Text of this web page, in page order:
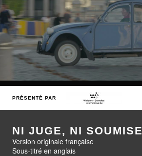
PRÉSENTÉ PAR
NI JUGE, NI SOUMISE
Version originale française
Sous-titré en anglais